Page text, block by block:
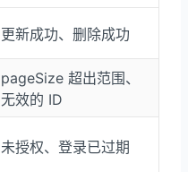
更新成功、删除成功
pageSize 超出范围、
无效的 ID
未授权、登录已过期